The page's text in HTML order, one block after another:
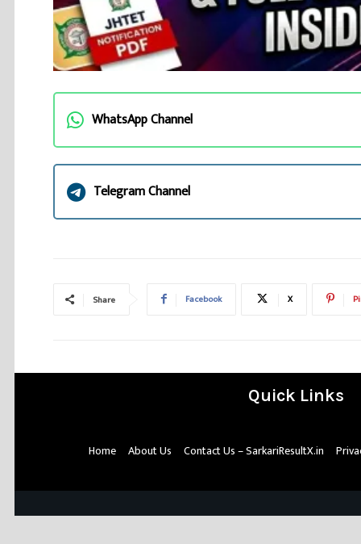
WhatsApp Channel
Telegram Channel
Share Facebook X
Quick Links
Home About Us Contact Us – SarkariResultX.in